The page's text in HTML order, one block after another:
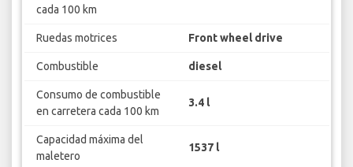
cada 100 km
Ruedas motrices Front wheel drive
Combustible diesel
Consumo de combustible
en carretera cada 100 km
3.4 l
Capacidad máxima del
maletero
1537 l